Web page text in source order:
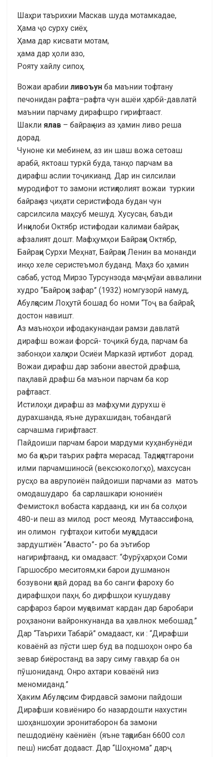
Шаҳри таърихии Маскав шуда мотамкадае,
Ҳама ҷо сурху сиёҳ.
Ҳама дар кисвати мотам,
ҳама дар ҳоли азо,
Рояту хайлу сипоҳ.
Вожаи арабии ливоъун ба маънии тофтану
печонидан рафта–рафта чун ашёи ҳарбӣ-давлатӣ
маънии парчаму дирафшро гирифтааст.
Шакли ялав – байрақ низ аз ҳамин ливо реша
дорад.
Чуноне ки мебинем, аз ин шаш вожа сетоаш
арабӣ, яктоаш туркӣ буда, танҳо парчам ва
дирафш аслии тоҷикианд. Дар ин силсилаи
муродифот то замони истиқлолият вожаи туркии
байрақ аз ҷиҳати серистифода будан чун
сарсилсила маҳсуб мешуд. Хусусан, баъди
Инқилоби Октябр истифодаи калимаи байрақ
афзалият дошт. Мафҳумҳои Байрақи Октябр,
Байрақи Сурхи Меҳнат, Байрақи Ленин ва монанди
инҳо хеле серистеъмол буданд. Маҳз бо ҳамин
сабаб, устод Мирзо Турсунзода маҷмӯаи аввалини
худро “Байроқи зафар” (1932) номгузорӣ намуд,
Абулқосим Лоҳутӣ бошад бо номи “Тоҷ ва байрақ”
достон навишт.
Аз маъноҳои ифодакунандаи рамзи давлатӣ
дирафш вожаи форсӣ- тоҷикӣ буда, парчам ба
забонҳои халқҳои Осиёи Марказӣ иртибот дорад.
Вожаи дирафш дар забони авестоӣ драфша,
паҳлавӣ драфш ба маънои парчам ба кор
рафтааст.
Истилоҳи дирафш аз мафҳуми дурухш ё
дурахшанда, яъне дурахшидан, тобандагӣ
сарчашма гирифтааст.
Пайдоиши парчам барои мардуми куҳанбунёди
мо ба қаъри таърих рафта мерасад. Тадқиқотгарони
илми парчамшиносӣ (вексюкологҳо), махсусан
русҳо ва аврупоиён пайдоиши парчами аз матоъ
омодашударо ба сарлашкари юнониён
Фемистокл вобаста кардаанд, ки ин ба солҳои
480-и пеш аз милод рост меояд. Мутаассифона,
ин олимон гуфтаҳои китоби муқаддаси
зардуштиён “Авасто”- ро ба эътибор
нагирифтаанд, ки омадааст: “Фурӯҳарҳои Соми
Гаршосбро меситоям,ки барои душманон
бозувони қавӣ дорад ва бо санги фароху бо
дирафшҳои паҳн, бо дирфшҳои кушудаву
сарфароз барои муқовимат кардан дар баробари
роҳзанони вайронкунанда ва ҳавлнок мебошад.”
Дар “Таърихи Табарӣ” омадааст, ки : “Дирафши
коваёнӣ аз пӯсти шер буд ва подшоҳон онро ба
зевар биёростанд ва зару симу гавҳар ба он
пӯшониданд. Онро ахтари коваёнӣ низ
меномиданд.”
Ҳаким Абулқосим Фирдавсӣ замони пайдоши
Дирафши ковиёниро бо назардошти нахустин
шоҳаншоҳии эронитаборон ба замони
пешдодиёну каёниён (яъне тақрибан 6600 сол
пеш) нисбат додааст. Дар “Шоҳнома” дарҷ